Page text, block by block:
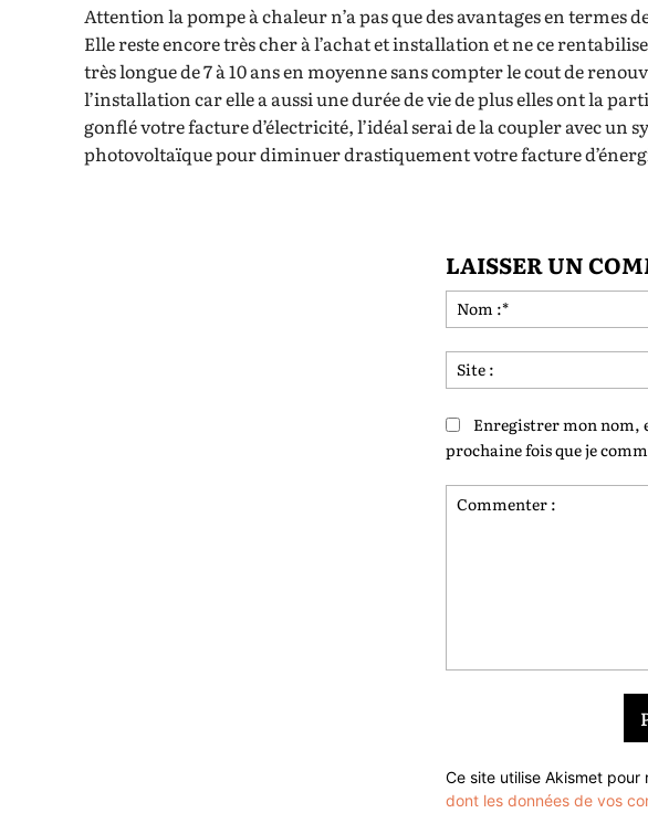
Attention la pompe à chaleur n’a pas que des avantages en termes
Elle reste encore très cher à l’achat et installation et ne ce
très longue de 7 à 10 ans en moyenne sans compter le cout de
l’installation car elle a aussi une durée de vie de plus elles ont la
gonflé votre facture d’électricité, l’idéal serai de la coupler avec un
photovoltaïque pour diminuer drastiquement votre facture
LAISSER UN
Enregistrer mon nom,
prochaine fois que je
Ce site utilise Akismet pour
dont les données de vos